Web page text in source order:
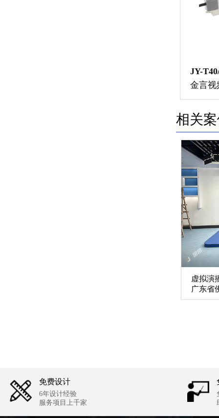
JY-
金言视
相关
虚拟演
广东省
免费设计
6年设计经验
服务项目上千家